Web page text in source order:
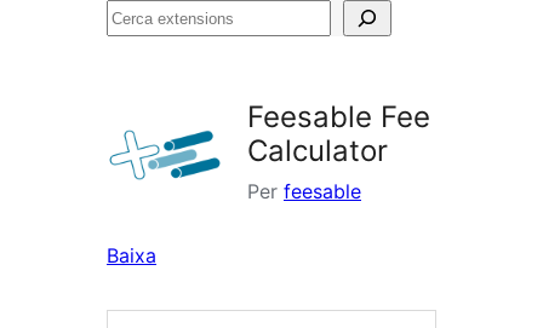
Cerca
Feesable Fee
Calculator
Per feesable
Baixa